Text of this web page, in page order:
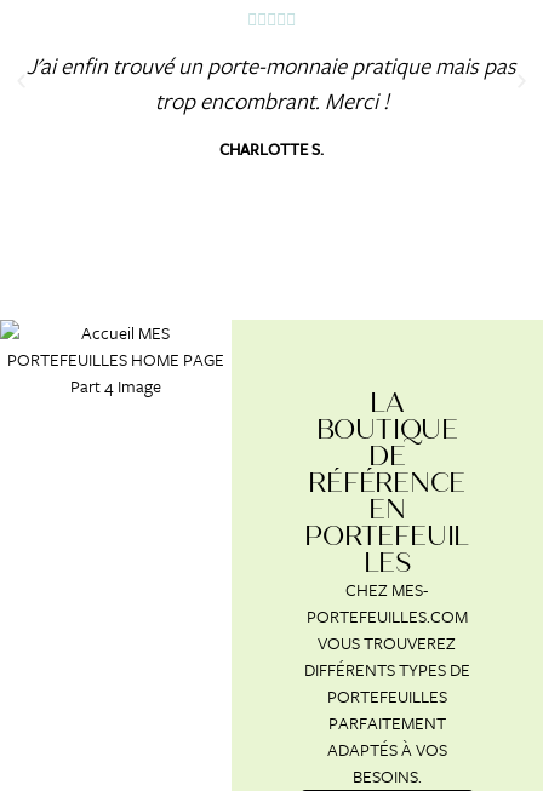
J'ai enfin trouvé un porte-monnaie pratique mais pas
trop encombrant. Merci !
CHARLOTTE S.
LA
BOUTIQUE
DE
RÉFÉRENCE
EN
PORTEFEUIL
LES
CHEZ MES-
PORTEFEUILLES.COM
VOUS TROUVEREZ
DIFFÉRENTS TYPES DE
PORTEFEUILLES
PARFAITEMENT
ADAPTÉS À VOS
BESOINS.